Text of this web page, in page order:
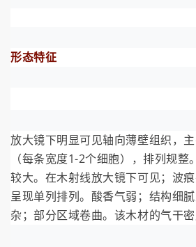
形态特征
放大镜下明显可见轴向薄壁组织，
（每条宽度1-2个细胞），排列规
较大。在木射线放大镜下可见；波
呈现单列排列。酸香气弱；结构细
杂；部分区域卷曲。该木材的气干